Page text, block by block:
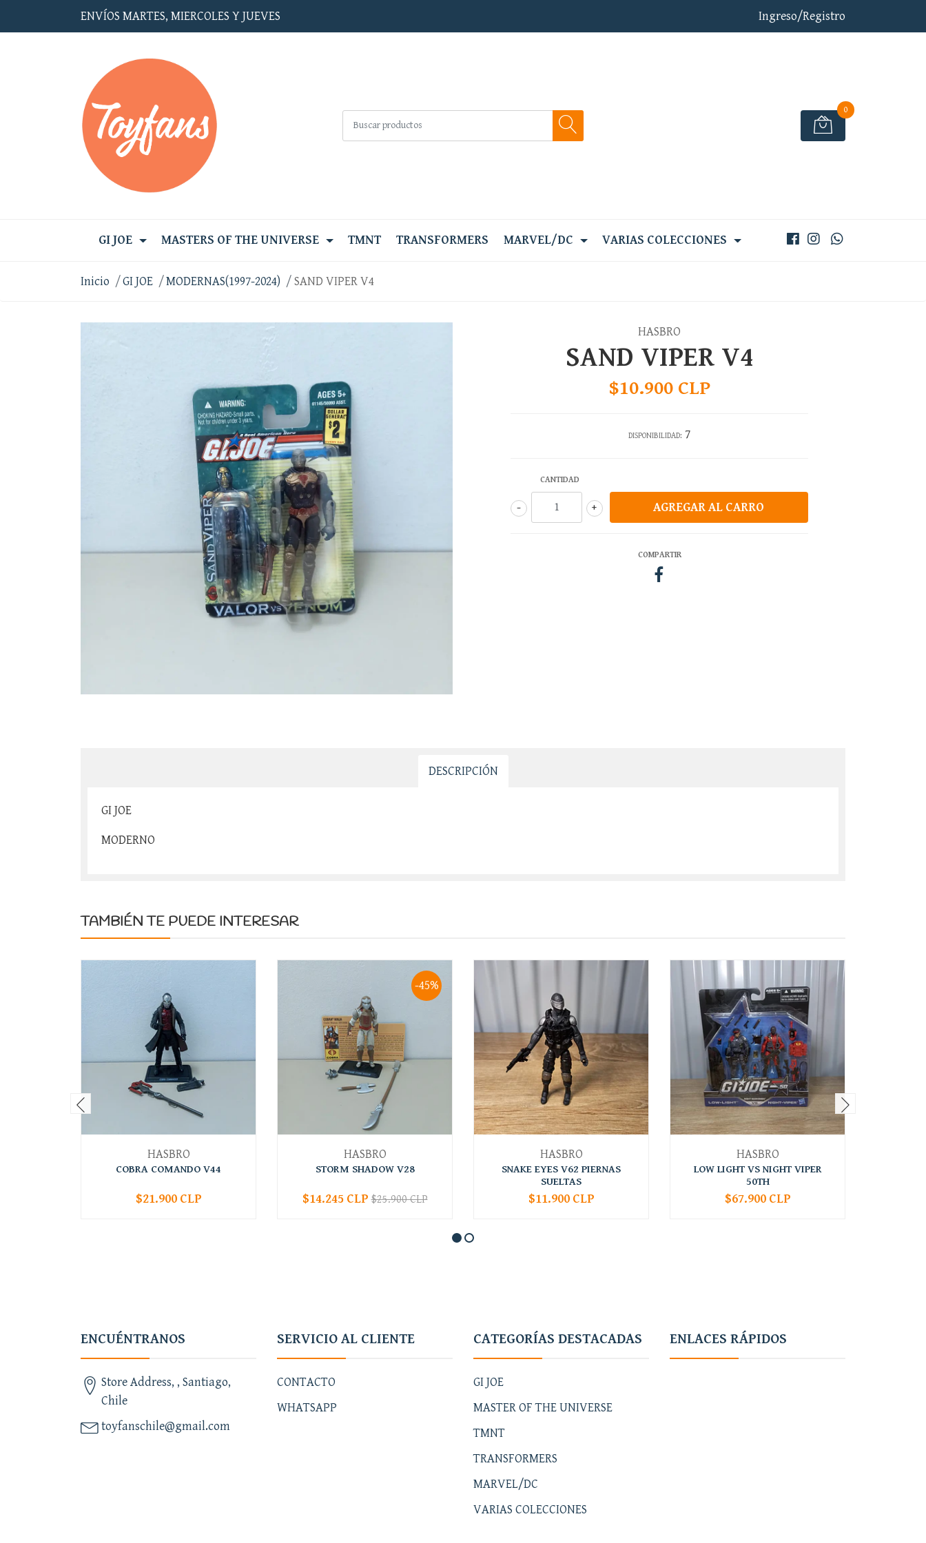
ENVÍOS MARTES, MIERCOLES Y JUEVES Ingreso/Registro
0
GI JOE MASTERS OF THE UNIVERSE TMNT TRANSFORMERS MARVEL/DC VARIAS COLECCIONES
Inicio GI JOE MODERNAS(1997-2024) SAND VIPER V4
HASBRO
SAND VIPER V4
$10.900 CLP
DISPONIBILIDAD: 7
CANTIDAD
+
-
COMPARTIR
DESCRIPCIÓN
GI JOE
MODERNO
TAMBIÉN TE PUEDE INTERESAR
HASBRO
COBRA COMANDO V44
+
$21.900 CLP
-45%
HASBRO
STORM SHADOW V28
+
$14.245 CLP$25.900 CLP
HASBRO
SNAKE EYES V62 PIERNAS
SUELTAS
+
$11.900 CLP
HASBRO
LOW LIGHT VS NIGHT VIPER
50TH
+
$67.900 CLP
ENCUÉNTRANOS
Store Address, , Santiago,
Chile
toyfanschile@gmail.com
SERVICIO AL CLIENTE
CONTACTO
WHATSAPP
CATEGORÍAS DESTACADAS
GI JOE
MASTER OF THE UNIVERSE
TMNT
TRANSFORMERS
MARVEL/DC
VARIAS COLECCIONES
ENLACES RÁPIDOS